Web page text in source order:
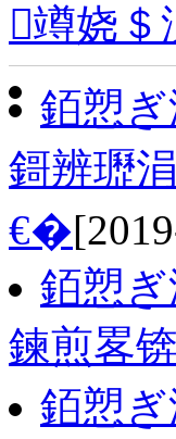
竴娆
銆愬
鎶辨瓑
€�
銆愬
鍊煎畧
銆愬